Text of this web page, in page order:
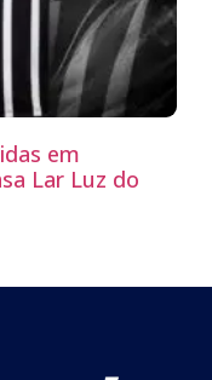
em
Lar Luz do